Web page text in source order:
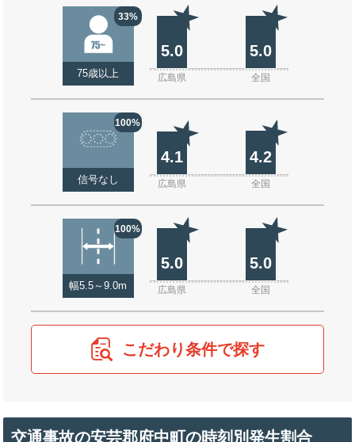
33%
75歳以上
5.0 5.0
広島県 全国
100%
信号なし
4.1 4.2
広島県 全国
100%
幅5.5～9.0m
5.0 5.0
広島県 全国
こだわり条件で探す
交通事故の安芸郡府中町の時刻別発生割合